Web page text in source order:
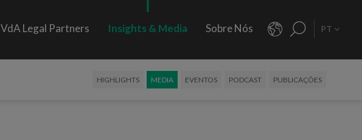
VdA Legal Partners Insights & Media Sobre Nós PT
HIGHLIGHTS MEDIA EVENTOS PODCAST PUBLICAÇÕES